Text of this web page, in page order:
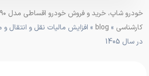
کارشناسی »
blog » افزایش مالیات نقل و انتقال
در سال 1405